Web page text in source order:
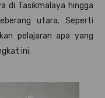
di Tasikmalaya hingga
utara. Seperti
pelajaran apa yang
ini.